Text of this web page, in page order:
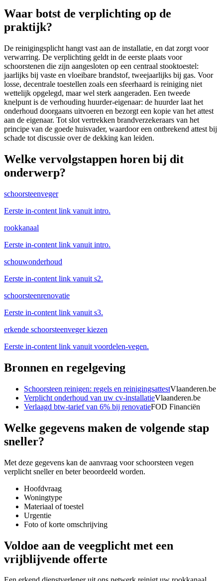
Waar botst de verplichting op de
praktijk?
De reinigingsplicht hangt vast aan de installatie, en dat zorgt voor
verwarring. De verplichting geldt in de eerste plaats voor
schoorstenen die zijn aangesloten op een centraal stooktoestel:
jaarlijks bij vaste en vloeibare brandstof, tweejaarlijks bij gas. Voor
losse, decentrale toestellen zoals een sfeerhaard is reiniging niet
wettelijk opgelegd, maar wel sterk aangeraden. Een tweede
knelpunt is de verhouding huurder-eigenaar: de huurder laat het
onderhoud doorgaans uitvoeren en bezorgt een kopie van het attest
aan de eigenaar. Tot slot vertrekken brandverzekeraars van het
principe van de goede huisvader, waardoor een ontbrekend attest bij
schade tot discussie over de dekking kan leiden.
Welke vervolgstappen horen bij dit
onderwerp?
schoorsteenveger
Eerste in-content link vanuit intro.
rookkanaal
Eerste in-content link vanuit intro.
schouwonderhoud
Eerste in-content link vanuit s2.
schoorsteenrenovatie
Eerste in-content link vanuit s3.
erkende schoorsteenveger kiezen
Eerste in-content link vanuit voordelen-vegen.
Bronnen en regelgeving
Schoorsteen reinigen: regels en reinigingsattestVlaanderen.be
Verplicht onderhoud van uw cv-installatieVlaanderen.be
Verlaagd btw-tarief van 6% bij renovatieFOD Financiën
Welke gegevens maken de volgende stap
sneller?
Met deze gegevens kan de aanvraag voorschoorsteen vegen
verplicht sneller en beter beoordeeld worden.
Hoofdvraag
Woningtype
Materiaal of toestel
Urgentie
Foto of korte omschrijving
Voldoe aan de veegplicht met een
vrijblijvende offerte